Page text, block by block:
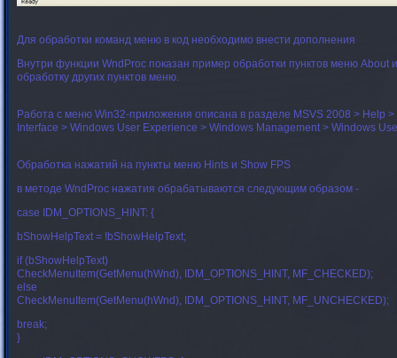
Для обработки команд меню в код необходимо внести дополнения
Внутри функции WndProc показан пример обработки пунктов меню About
обработку других пунктов меню.
Работа с меню Win32-приложения описана в разделе MSVS 2008 > Help
Interface > Windows User Experience > Windows Management > Windows
Обработка нажатий на пункты меню Hints и Show FPS
в методе WndProc нажатия обрабатываются следующим образом -
case IDM_OPTIONS_HINT: {
bShowHelpText = !bShowHelpText;
if (bShowHelpText)
CheckMenuItem(GetMenu(hWnd), IDM_OPTIONS_HINT, MF_CHECKED);
else
CheckMenuItem(GetMenu(hWnd), IDM_OPTIONS_HINT, MF_UNCHECKED);
break;
}